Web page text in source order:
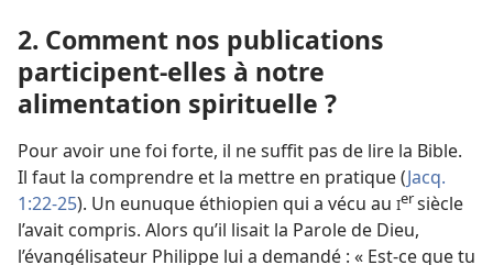
2. Comment nos publications
participent-elles à notre
alimentation spirituelle ?
Pour avoir une foi forte, il ne suffit pas de lire la Bible.
Il faut la comprendre et la mettre en pratique (Jacq.
1:22-25). Un eunuque éthiopien qui a vécu au Iersiècle
l’avait compris. Alors qu’il lisait la Parole de Dieu,
l’évangélisateur Philippe lui a demandé : « Est-ce que tu